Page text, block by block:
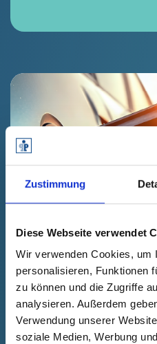
Zustimmung
Diese Webseite verwendet
Wir verwenden Cookies, um
personalisieren, Funktionen
zu können und die Zugriffe
analysieren. Außerdem
Verwendung unserer
soziale Medien, Werbung
Weniger
durch mehr E-